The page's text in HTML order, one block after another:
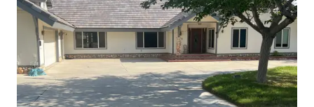
créant une circulation fluide entre le salon, la cuisine et la
salle à ma